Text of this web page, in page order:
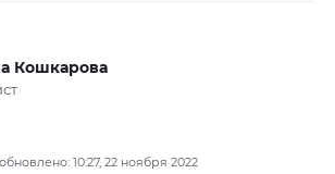
Кошкарова
обновлено: 10:27, 22 ноября 2022